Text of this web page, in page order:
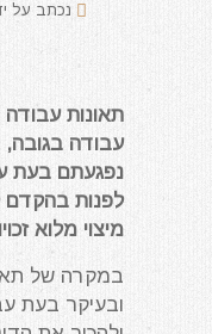
נכתב על
תאונות
עבודה בגובה,
נפגעתם בעת
לפנות בהקדם
מיצוי מלוא
במקרה של
ובעיקר בעת